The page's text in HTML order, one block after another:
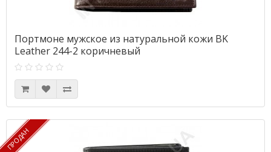
Портмоне мужское из натуральной кожи BK
Leather 244-2 коричневый
ПРОДАН
ПРОДАН